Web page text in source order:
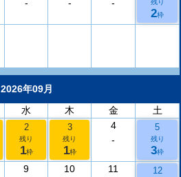
-
-
-
残り
2枠
2026年09月
水 木 金 土
2
残り
1枠
3
残り
1枠
4
-
5
残り
3枠
9
10
11
12